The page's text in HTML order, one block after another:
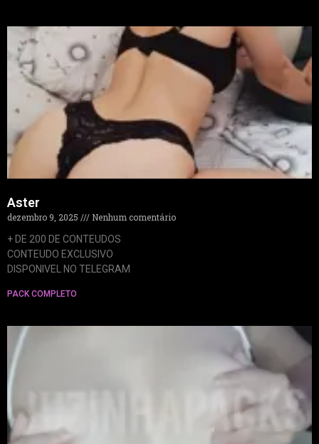
Aster
dezembro 9, 2025
Nenhum comentário
+ DE 200 DE CONTEUDOS
CONTEUDO EXCLUSIVO
DISPONIVEL NO TELEGRAM
PACK COMPLETO